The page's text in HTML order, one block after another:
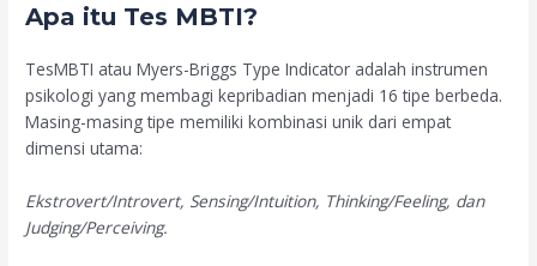
Apa itu Tes MBTI?
TesMBTI atau Myers-Briggs Type Indicator adalah instrumen
psikologi yang membagi kepribadian menjadi 16 tipe berbeda.
Masing-masing tipe memiliki kombinasi unik dari empat
dimensi utama:
Ekstrovert/Introvert, Sensing/Intuition, Thinking/Feeling, dan
Judging/Perceiving.